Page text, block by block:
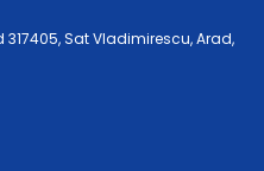
Sat Vladimirescu, Arad,